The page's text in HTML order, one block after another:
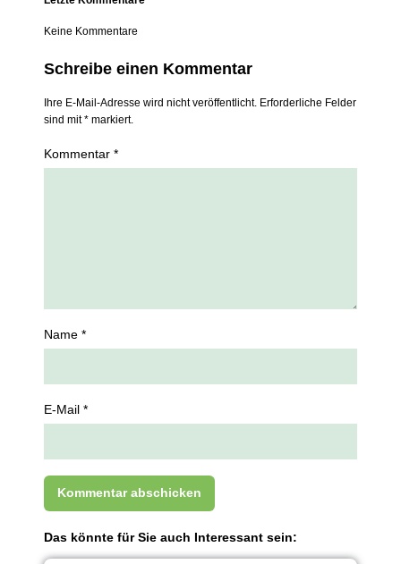
Keine Kommentare
Schreibe einen Kommentar
Ihre E-Mail-Adresse wird nicht veröffentlicht. Erforderliche Felder
sind mit * markiert.
Kommentar *
Name *
E-Mail *
Das könnte für Sie auch Interessant sein: